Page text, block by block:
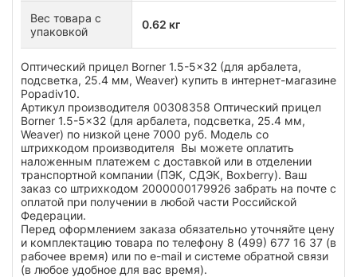
Вес товара с
упаковкой
0.62 кг
Оптический прицел Borner 1.5-5x32 (для арбалета,
подсветка, 25.4 мм, Weaver) купить в интернет-магазине
Popadiv10.
Артикул производителя 00308358 Оптический прицел
Borner 1.5-5x32 (для арбалета, подсветка, 25.4 мм,
Weaver) по низкой цене 7000 руб. Модель со
штрихкодом производителя Вы можете оплатить
наложенным платежем с доставкой или в отделении
транспортной компании (ПЭК, СДЭК, Boxberry). Ваш
заказ со штрихкодом 2000000179926 забрать на почте с
оплатой при получении в любой части Российской
Федерации.
Перед оформлением заказа обязательно уточняйте цену
и комплектацию товара по телефону 8 (499) 677 16 37 (в
рабочее время) или по e-mail и системе обратной связи
(в любое удобное для вас время).